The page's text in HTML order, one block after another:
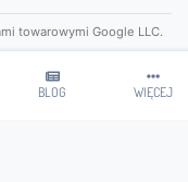
BLOG WIĘCEJ
towarowymi Google LLC.